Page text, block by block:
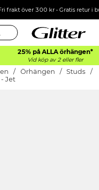
frakt över 300 kr• Gratis retur i
25% på ALLA örhängen*
Vid köp av 2 eller fler
Örhängen
Studs
Jet